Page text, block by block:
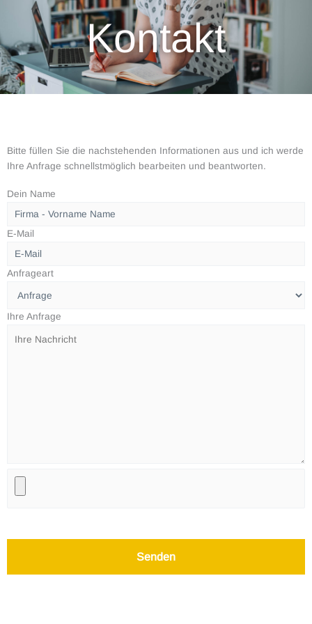
Kontakt
Bitte füllen Sie die nachstehenden Informationen aus und ich werde
Ihre Anfrage schnellstmöglich bearbeiten und beantworten.
Dein Name
E-Mail
Anfrageart
Ihre Anfrage